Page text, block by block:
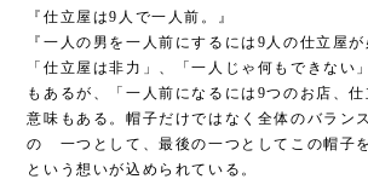
『仕立屋は9人で一人前。』
『一人の男を一人前にするには9人の仕立屋が
「仕立屋は非力」、「一人じゃ何もできない
もあるが、「一人前になるには9つのお店、
意味もある。帽子だけではなく全体のバラン
の 一つとして、最後の一つとしてこの帽子
という想いが込められている。